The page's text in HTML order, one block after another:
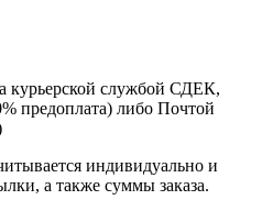
курьерской службой СДЕК,
предоплата) либо Почтой
индивидуально и
а также суммы заказа.